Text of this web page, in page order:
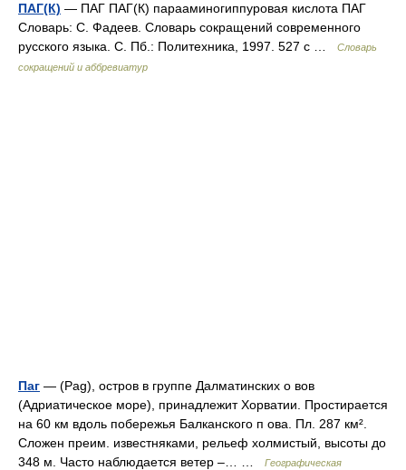
ПАГ(К) — ПАГ ПАГ(К) парааминогиппуровая кислота ПАГ
Словарь: С. Фадеев. Словарь сокращений современного
русского языка. С. Пб.: Политехника, 1997. 527 с …
Словарь
сокращений и аббревиатур
Паг — (Pag), остров в группе Далматинских о вов
(Адриатическое море), принадлежит Хорватии. Простирается
на 60 км вдоль побережья Балканского п ова. Пл. 287 км².
Сложен преим. известняками, рельеф холмистый, высоты до
348 м. Часто наблюдается ветер –… …
Географическая